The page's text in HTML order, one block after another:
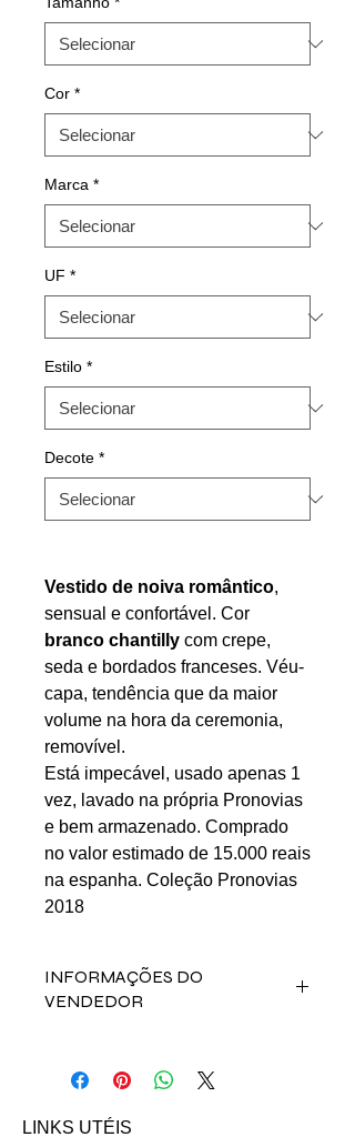
Cor *
Marca *
UF *
Estilo *
Decote *
Vestido de noiva romântico,
sensual e confortável. Cor
branco chantilly com crepe,
seda e bordados franceses. Véu-
capa, tendência que da maior
volume na hora da ceremonia,
removível.
Está impecável, usado apenas 1
vez, lavado na própria Pronovias
e bem armazenado. Comprado
no valor estimado de 15.000 reais
na espanha. Coleção Pronovias
2018
INFORMAÇÕES DO
VENDEDOR
Auzza pelo contato abaixo:
Instagram
Facebook
Email: adriana_auzza@hotmail.com
LINKS UTÉIS